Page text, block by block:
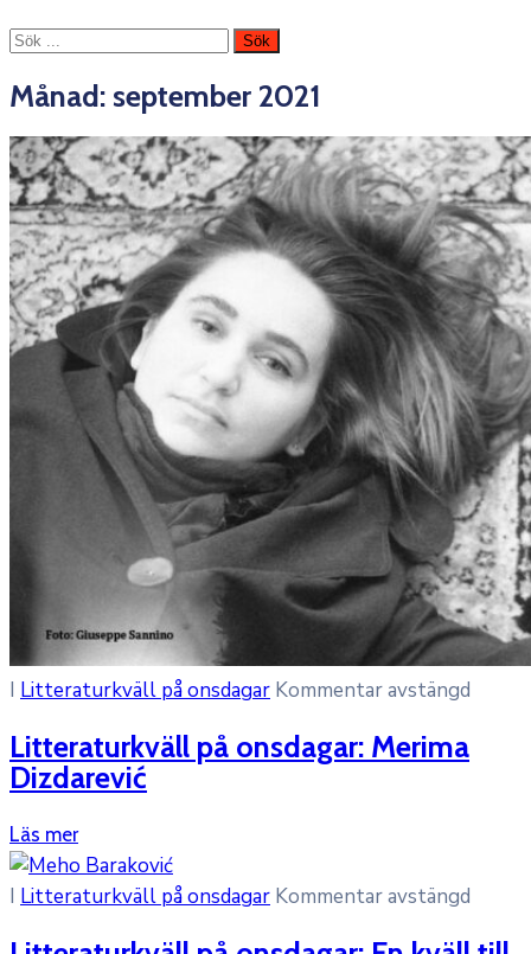
Månad: september 2021
I Litteraturkväll på onsdagar Kommentar avstängd
Litteraturkväll på onsdagar: Merima
Dizdarević
Läs mer
I Litteraturkväll på onsdagar Kommentar avstängd